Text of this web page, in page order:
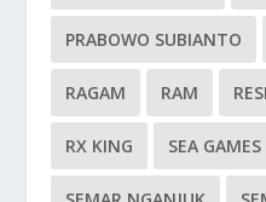
PRABOWO SUBIANTO
RAGAM RAM
RX KING SEA